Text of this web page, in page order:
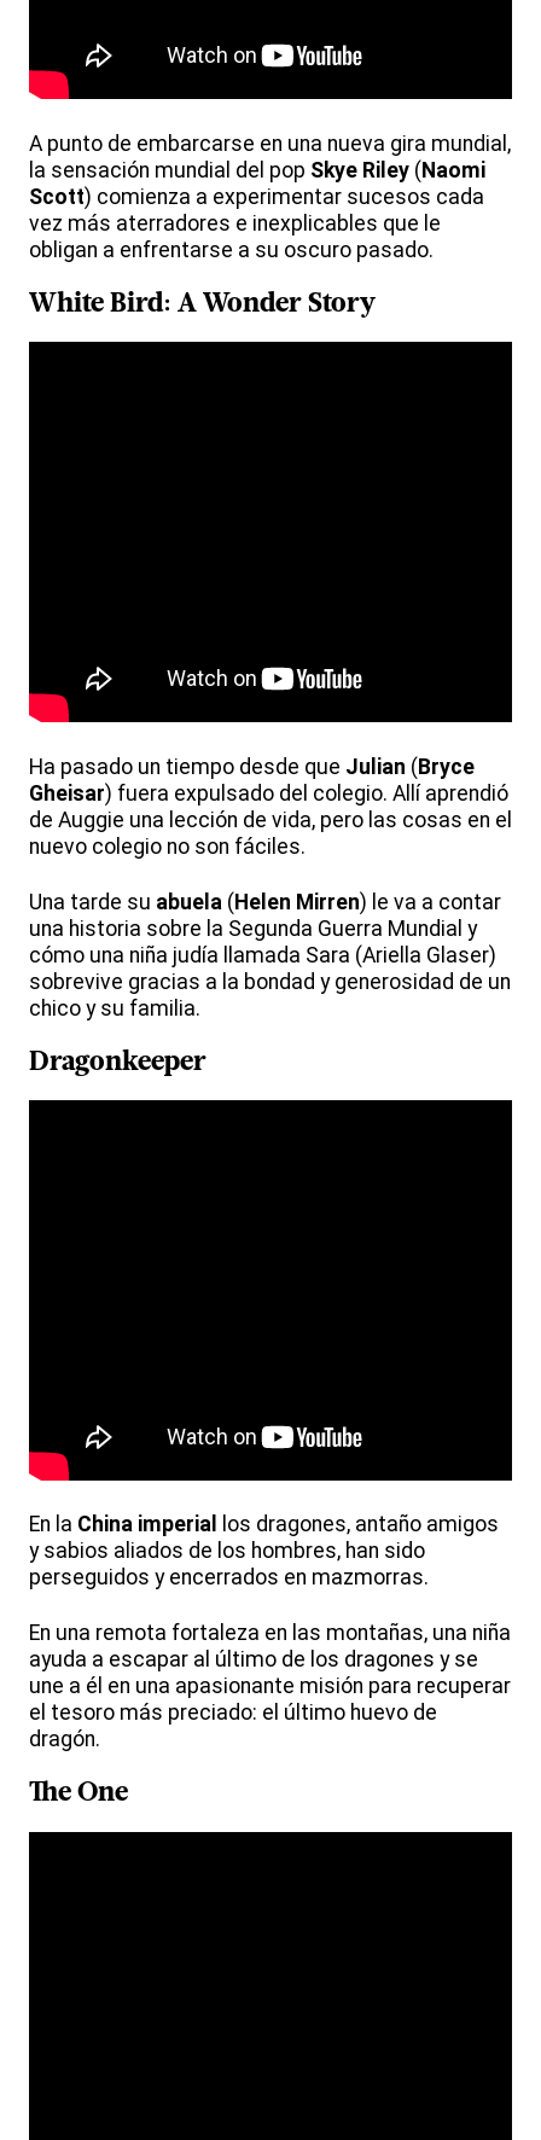
A punto de embarcarse en una nueva gira mundial,
la sensación mundial del pop Skye Riley (Naomi
Scott) comienza a experimentar sucesos cada
vez más aterradores e inexplicables que le
obligan a enfrentarse a su oscuro pasado.
White Bird: A Wonder Story
Ha pasado un tiempo desde que Julian (Bryce
Gheisar) fuera expulsado del colegio. Allí aprendió
de Auggie una lección de vida, pero las cosas en el
nuevo colegio no son fáciles.
Una tarde su abuela (Helen Mirren) le va a contar
una historia sobre la Segunda Guerra Mundial y
cómo una niña judía llamada Sara (Ariella Glaser)
sobrevive gracias a la bondad y generosidad de un
chico y su familia.
Dragonkeeper
En la China imperial
los dragones, antaño amigos
y sabios aliados de los hombres, han sido
perseguidos y encerrados en mazmorras.
En una remota fortaleza en las montañas, una niña
ayuda a escapar al último de los dragones y se
une a él en una apasionante misión para recuperar
el tesoro más preciado: el último huevo de
dragón.
The One